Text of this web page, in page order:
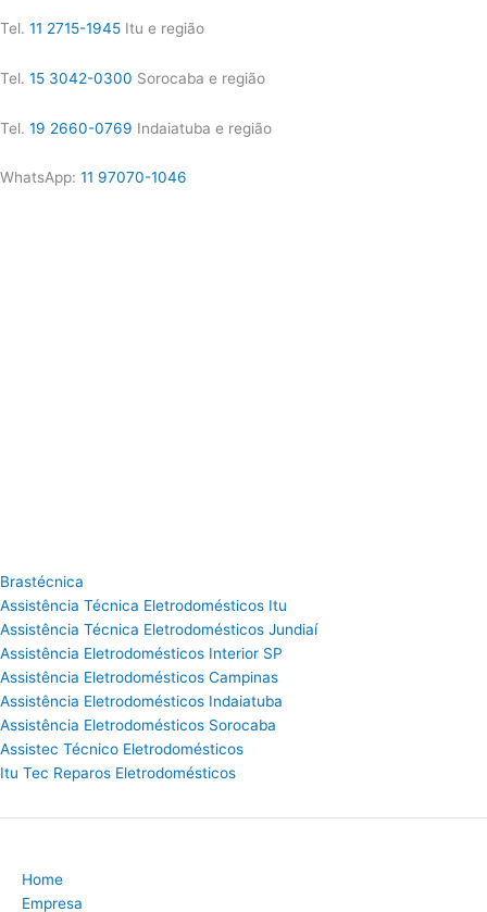
Tel. 11 2715-1945 Itu e região
Tel. 15 3042-0300 Sorocaba e região
Tel. 19 2660-0769 Indaiatuba e região
WhatsApp: 11 97070-1046
Brastécnica
Assistência Técnica Eletrodomésticos Itu
Assistência Técnica Eletrodomésticos Jundiaí
Assistência Eletrodomésticos Interior SP
Assistência Eletrodomésticos Campinas
Assistência Eletrodomésticos Indaiatuba
Assistência Eletrodomésticos Sorocaba
Assistec Técnico Eletrodomésticos
Itu Tec Reparos Eletrodomésticos
Home
Empresa